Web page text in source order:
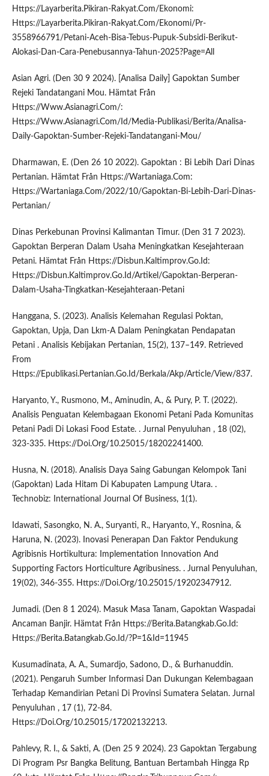
Https://Layarberita.Pikiran-Rakyat.Com/Ekonomi:
Https://Layarberita.Pikiran-Rakyat.Com/Ekonomi/Pr-
3558966791/Petani-Aceh-Bisa-Tebus-Pupuk-Subsidi-Berikut-
Alokasi-Dan-Cara-Penebusannya-Tahun-2025?Page=All
Asian Agri. (Den 30 9 2024). [Analisa Daily] Gapoktan Sumber
Rejeki Tandatangani Mou. Hämtat Från
Https://Www.Asianagri.Com/:
Https://Www.Asianagri.Com/Id/Media-Publikasi/Berita/Analisa-
Daily-Gapoktan-Sumber-Rejeki-Tandatangani-Mou/
Dharmawan, E. (Den 26 10 2022). Gapoktan : Bi Lebih Dari Dinas
Pertanian. Hämtat Från Https://Wartaniaga.Com:
Https://Wartaniaga.Com/2022/10/Gapoktan-Bi-Lebih-Dari-Dinas-
Pertanian/
Dinas Perkebunan Provinsi Kalimantan Timur. (Den 31 7 2023).
Gapoktan Berperan Dalam Usaha Meningkatkan Kesejahteraan
Petani. Hämtat Från Https://Disbun.Kaltimprov.Go.Id:
Https://Disbun.Kaltimprov.Go.Id/Artikel/Gapoktan-Berperan-
Dalam-Usaha-Tingkatkan-Kesejahteraan-Petani
Hanggana, S. (2023). Analisis Kelemahan Regulasi Poktan,
Gapoktan, Upja, Dan Lkm-A Dalam Peningkatan Pendapatan
Petani . Analisis Kebijakan Pertanian, 15(2), 137–149. Retrieved
From
Https://Epublikasi.Pertanian.Go.Id/Berkala/Akp/Article/View/837.
Haryanto, Y., Rusmono, M., Aminudin, A., & Pury, P. T. (2022).
Analisis Penguatan Kelembagaan Ekonomi Petani Pada Komunitas
Petani Padi Di Lokasi Food Estate. . Jurnal Penyuluhan , 18 (02),
323-335. Https://Doi.Org/10.25015/18202241400.
Husna, N. (2018). Analisis Daya Saing Gabungan Kelompok Tani
(Gapoktan) Lada Hitam Di Kabupaten Lampung Utara. .
Technobiz: International Journal Of Business, 1(1).
Idawati, Sasongko, N. A., Suryanti, R., Haryanto, Y., Rosnina, &
Haruna, N. (2023). Inovasi Penerapan Dan Faktor Pendukung
Agribisnis Hortikultura: Implementation Innovation And
Supporting Factors Horticulture Agribusiness. . Jurnal Penyuluhan,
19(02), 346-355. Https://Doi.Org/10.25015/19202347912.
Jumadi. (Den 8 1 2024). Masuk Masa Tanam, Gapoktan Waspadai
Ancaman Banjir. Hämtat Från Https://Berita.Batangkab.Go.Id:
Https://Berita.Batangkab.Go.Id/?P=1&Id=11945
Kusumadinata, A. A., Sumardjo, Sadono, D., & Burhanuddin.
(2021). Pengaruh Sumber Informasi Dan Dukungan Kelembagaan
Terhadap Kemandirian Petani Di Provinsi Sumatera Selatan. Jurnal
Penyuluhan , 17 (1), 72-84.
Https://Doi.Org/10.25015/17202132213.
Pahlevy, R. I., & Sakti, A. (Den 25 9 2024). 23 Gapoktan Tergabung
Di Program Psr Bangka Belitung, Bantuan Bertambah Hingga Rp